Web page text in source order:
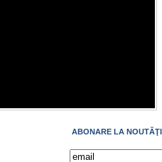
ABONARE LA NOUTĂŢI